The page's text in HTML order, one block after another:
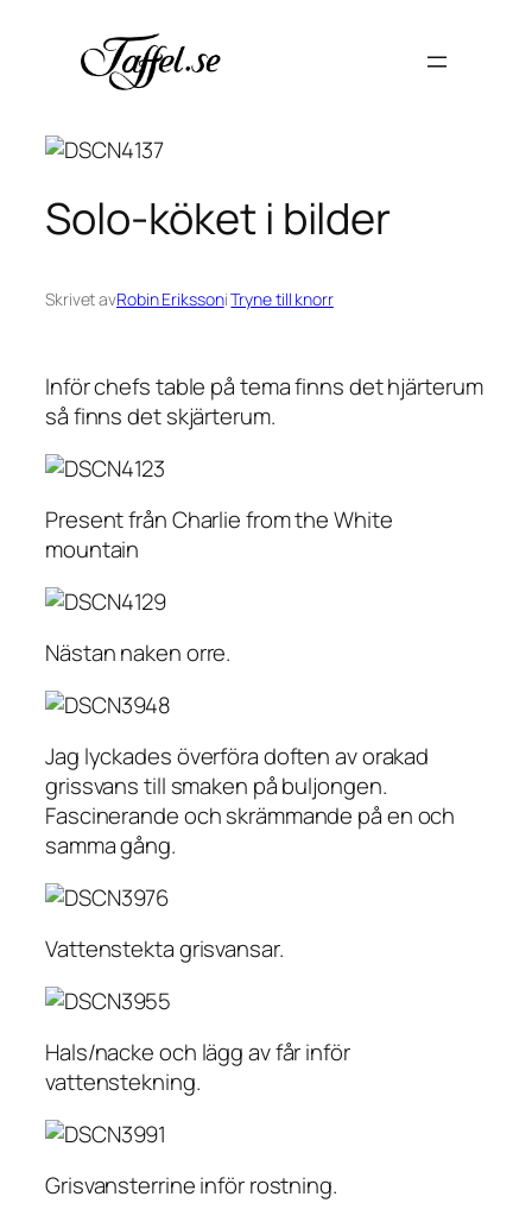
innehåll
Solo-köket i bilder
Skrivet avRobin ErikssoniTryne till knorr
Inför chefs table på tema finns det hjärterum
så finns det skjärterum.
Present från Charlie from the White
mountain
Nästan naken orre.
Jag lyckades överföra doften av orakad
grissvans till smaken på buljongen.
Fascinerande och skrämmande på en och
samma gång.
Vattenstekta grisvansar.
Hals/nacke och lägg av får inför
vattenstekning.
Grisvansterrine inför rostning.